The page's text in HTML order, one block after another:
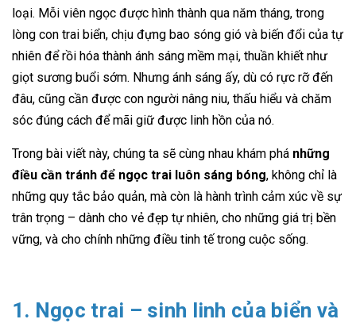
loại. Mỗi viên ngọc được hình thành qua năm tháng, trong
lòng con trai biển, chịu đựng bao sóng gió và biến đổi của tự
nhiên để rồi hóa thành ánh sáng mềm mại, thuần khiết như
giọt sương buổi sớm. Nhưng ánh sáng ấy, dù có rực rỡ đến
đâu, cũng cần được con người nâng niu, thấu hiểu và chăm
sóc đúng cách để mãi giữ được linh hồn của nó.
Trong bài viết này, chúng ta sẽ cùng nhau khám phá những
điều cần tránh để ngọc trai luôn sáng bóng, không chỉ là
những quy tắc bảo quản, mà còn là hành trình cảm xúc về sự
trân trọng – dành cho vẻ đẹp tự nhiên, cho những giá trị bền
vững, và cho chính những điều tinh tế trong cuộc sống.
1. Ngọc trai – sinh linh của biển và